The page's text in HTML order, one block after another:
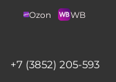
Ozon WB
+7 (3852) 205-593